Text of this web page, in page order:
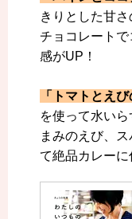
きりとした甘さ
チョコレート
感がUP！
「トマトとえ
を使って水い
まみのえび、
て絶品カレー